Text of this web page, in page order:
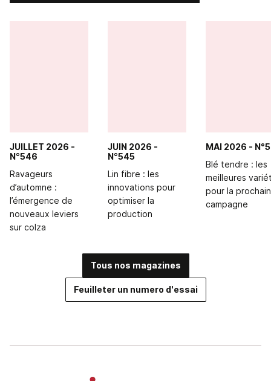
JUILLET 2026 -
N°546
Ravageurs
d’automne :
l’émergence de
nouveaux leviers
sur colza
JUIN 2026 -
N°545
Lin fibre : les
innovations pour
optimiser la
production
MAI 2026 -
Blé tendre : les
meilleures
pour la
campagne
Tous nos magazines
Feuilleter un numero d'essai